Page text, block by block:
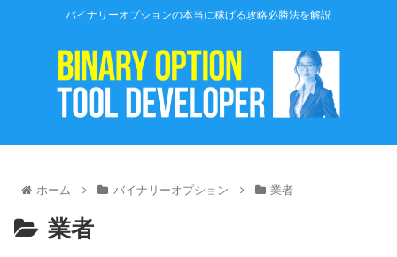
バイナリーオプションの本当に稼げる攻略必勝法を解説
ホーム バイナリーオプション 業者
業者